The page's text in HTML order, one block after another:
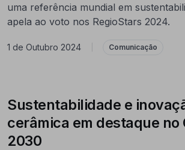
uma referência mundial em
apela ao voto nos RegioStars 2024.
1 de Outubro 2024 Comunicação
Sustentabilidade e
cerâmica em destaque no
2030